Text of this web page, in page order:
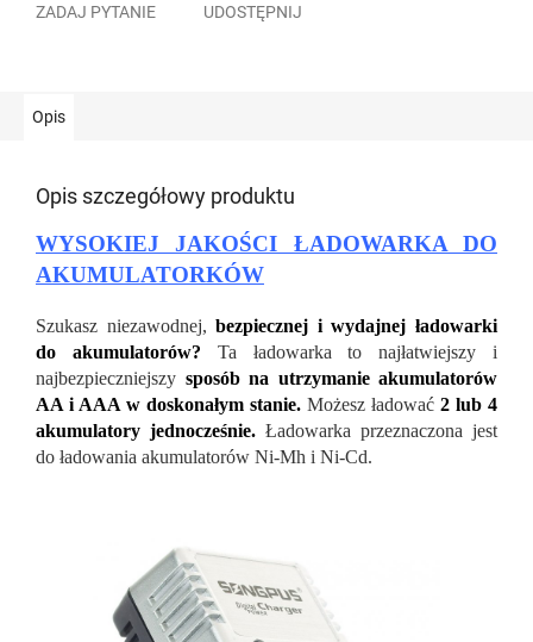
ZADAJ PYTANIE UDOSTĘPNIJ
Opis
Opis szczegółowy produktu
WYSOKIEJ JAKOŚCI ŁADOWARKA DO
AKUMULATORKÓW
Szukasz niezawodnej,bezpiecznej i wydajnej ładowarki
do akumulatorów? Ta ładowarka to najłatwiejszy i
najbezpieczniejszy sposób na utrzymanie akumulatorów
AA i AAA w doskonałym stanie. Możesz ładować 2 lub 4
akumulatory jednocześnie. Ładowarka przeznaczona jest
do ładowania akumulatorów Ni-Mh i Ni-Cd.